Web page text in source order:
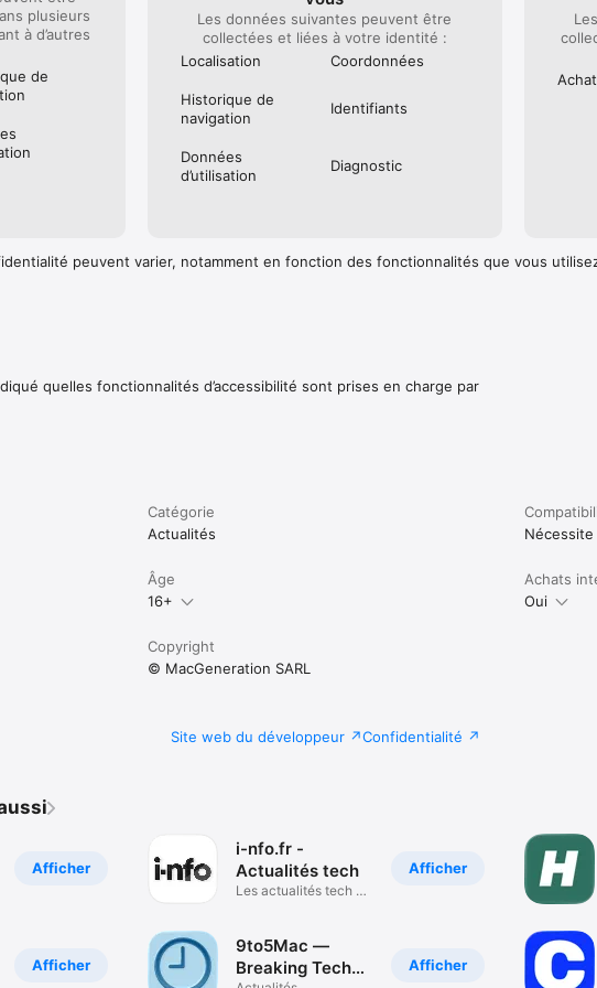
plusieurs
à d’autres
de
Les données suivantes peuvent être
collectées et liées à votre identité :
Localisation
Coordonnées
Historique de
navigation
Identifiants
Données
d’utilisation
Diagnostic
peuvent varier, notamment en fonction des fonctionnalités que vous
quelles fonctionnalités d’accessibilité sont prises en charge par
Catégorie
Actualités
Âge
16+
Achats
Oui
Copyright
© MacGeneration SARL
Site web du développeur Confidentialité
Afficher
Afficher
Afficher
i-nfo.fr -
Actualités tech
Les actualités tech en
Afficher
9to5Mac —
Breaking Tech